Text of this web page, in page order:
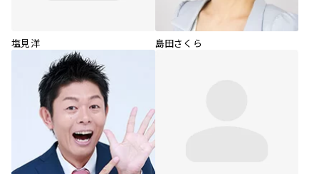
塩見洋 島田さくら